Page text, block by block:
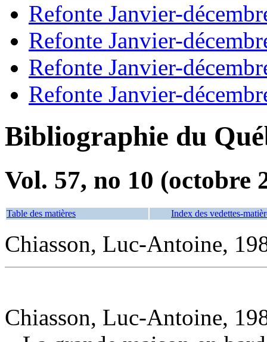
Refonte Janvier-
Refonte Janvier-
Refonte Janvier-
Refonte Janvier-
Bibliographie du
Vol. 57, no 10 (octobre
Table des matières Index des vedettes-
Chiasson, Luc-Antoine,
Chiasson, Luc-Antoine,